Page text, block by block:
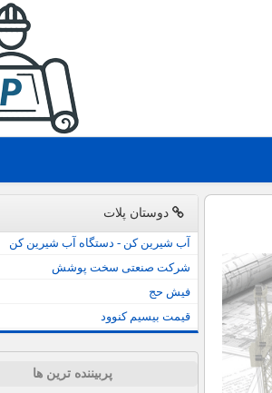
دوستان پلات
آب شیرین کن - دستگاه آب شیرین کن
شرکت صنعتی سخت پوشش
فیش حج
قیمت بیسیم کنوود
پربیننده ترین ها